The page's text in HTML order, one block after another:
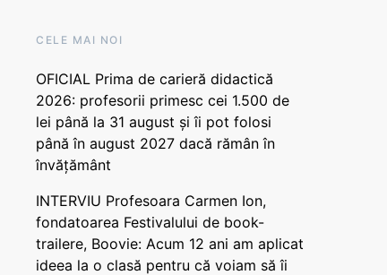
CELE MAI NOI
OFICIAL Prima de carieră didactică
2026: profesorii primesc cei 1.500 de
lei până la 31 august și îi pot folosi
până în august 2027 dacă rămân în
învățământ
INTERVIU Profesoara Carmen Ion,
fondatoarea Festivalului de book-
trailere, Boovie: Acum 12 ani am aplicat
ideea la o clasă pentru că voiam să îi